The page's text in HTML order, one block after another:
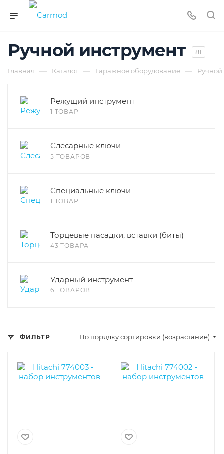
Ручной инструмент 81
Главная — Каталог — Гаражное оборудование — Ручной
Режущий инструмент
1 ТОВАР
Слесарные ключи
5 ТОВАРОВ
Специальные ключи
1 ТОВАР
Торцевые насадки, вставки (биты)
43 ТОВАРА
Ударный инструмент
6 ТОВАРОВ
ФИЛЬТР По порядку сортировки (возрастание)